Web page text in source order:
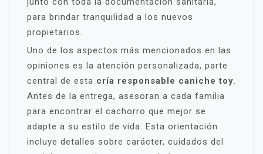
para brindar tranquilidad a los nuevos
propietarios.
Uno de los aspectos más mencionados en las
opiniones es la atención personalizada, parte
central de esta cría responsable caniche toy.
Antes de la entrega, asesoran a cada familia
para encontrar el cachorro que mejor se
adapte a su estilo de vida. Esta orientación
incluye detalles sobre carácter, cuidados del